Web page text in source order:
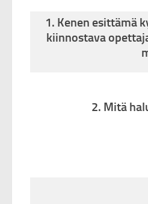
1. Kenen esittämä
kiinnostava
2. Mitä